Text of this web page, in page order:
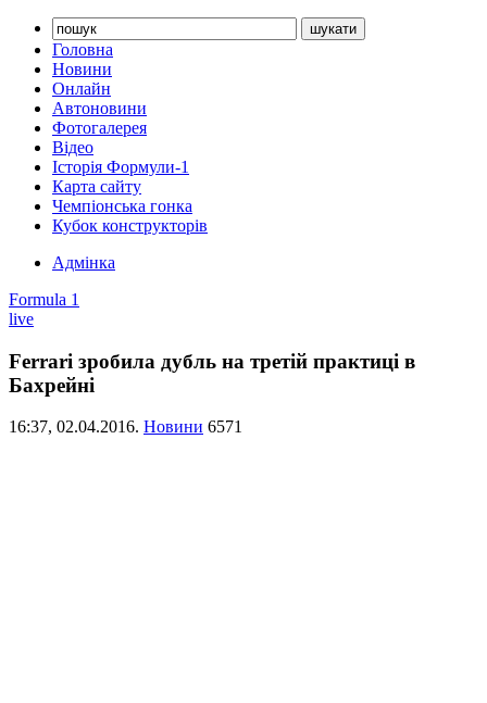
Головна
Новини
Онлайн
Автоновини
Фотогалерея
Відео
Історія Формули-1
Карта сайту
Чемпіонська гонка
Кубок конструкторів
Адмінка
Formula 1
live
Ferrari зробила дубль на третій практиці в
Бахрейні
16:37, 02.04.2016. Новини 6571